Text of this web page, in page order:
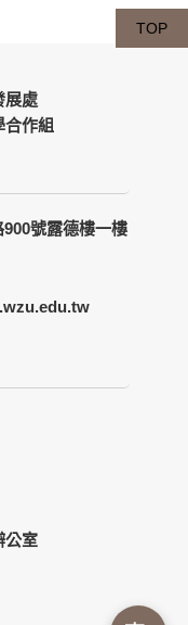
展處
合作組
號露德樓一樓
公室
TOP